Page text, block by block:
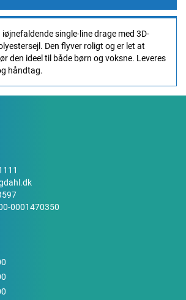
iøjnefaldende single-line drage med 3D-
Den flyver roligt og er let at
den ideel til både børn og voksne. Leveres
håndtag.
0001470350